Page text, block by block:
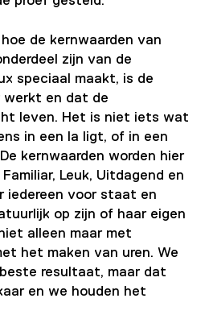
de kernwaarden van
zijn van de
speciaal maakt, is de
werkt en dat de
leven. Het is niet iets wat
in een la ligt, of in een
kernwaarden worden hier
Leuk, Uitdagend en
iedereen voor staat en
op zijn of haar eigen
alleen maar met
het maken van uren. We
resultaat, maar dat
en we houden het